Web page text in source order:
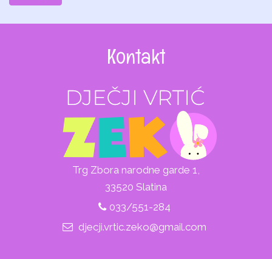
Kontakt
Trg Zbora narodne garde 1,
33520 Slatina
033/551-284
djecji.vrtic.zeko@gmail.com